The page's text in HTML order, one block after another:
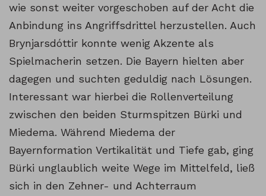
wie sonst weiter vorgeschoben auf der Acht die
Anbindung ins Angriffsdrittel herzustellen. Auch
Brynjarsdóttir konnte wenig Akzente als
Spielmacherin setzen. Die Bayern hielten aber
dagegen und suchten geduldig nach Lösungen.
Interessant war hierbei die Rollenverteilung
zwischen den beiden Sturmspitzen Bürki und
Miedema. Während Miedema der
Bayernformation Vertikalität und Tiefe gab, ging
Bürki unglaublich weite Wege im Mittelfeld, ließ
sich in den Zehner- und Achterraum